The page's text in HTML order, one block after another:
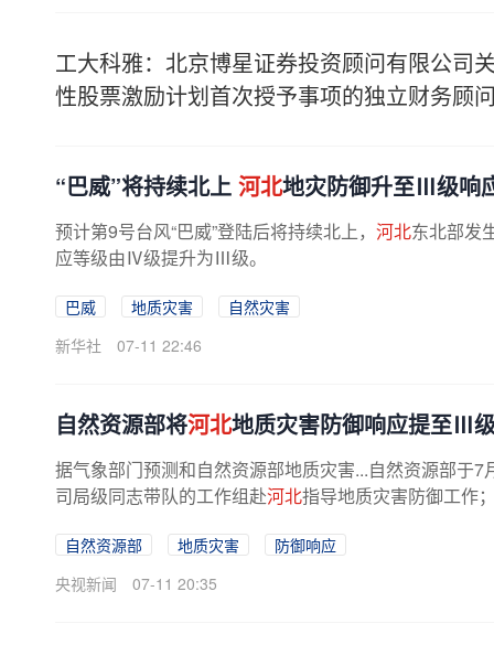
工大科雅：北京博星证券投资顾问有限公司
性股票激励计划首次授予事项的独立财务顾
“巴威”将持续北上 河北地灾防御升至Ⅲ级响
预计第9号台风“巴威”登陆后将持续北上， 河北东北部发
应等级由Ⅳ级提升为Ⅲ级。
巴威 地质灾害
自然灾害
新华社
07-11 22:46
自然资源部将河北地质灾害防御响应提至Ⅲ
据气象部门预测和自然资源部地质灾害...自然资源部于7
司局级同志带队的工作组赴河北指导地质灾害防御工作
自然资源部 地质灾害
防御响应
央视新闻
07-11 20:35